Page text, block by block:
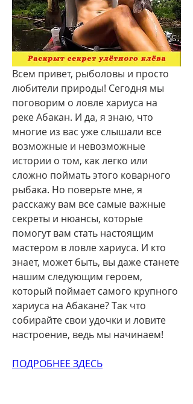
Всем привет, рыболовы и просто
любители природы! Сегодня мы
поговорим о ловле хариуса на
реке Абакан. И да, я знаю, что
многие из вас уже слышали все
возможные и невозможные
истории о том, как легко или
сложно поймать этого коварного
рыбака. Но поверьте мне, я
расскажу вам все самые важные
секреты и нюансы, которые
помогут вам стать настоящим
мастером в ловле хариуса. И кто
знает, может быть, вы даже станете
нашим следующим героем,
который поймает самого крупного
хариуса на Абакане? Так что
собирайте свои удочки и ловите
настроение, ведь мы начинаем!
ПОДРОБНЕЕ ЗДЕСЬ